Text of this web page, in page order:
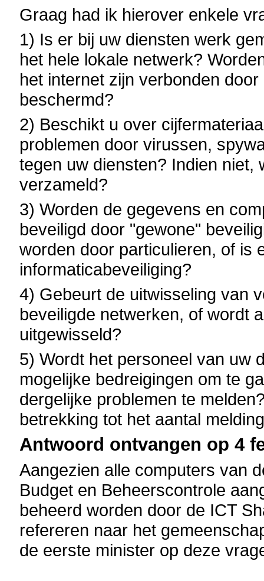
Graag had ik hierover enkele
1) Is er bij uw diensten werk
het hele lokale netwerk?
het internet zijn verbonden
beschermd?
2) Beschikt u over
problemen door virussen,
tegen uw diensten? Indien
verzameld?
3) Worden de gegevens en
beveiligd door "gewone"
worden door particulieren, of is
informaticabeveiliging?
4) Gebeurt de uitwisseling van
beveiligde netwerken, of wordt
uitgewisseld?
5) Wordt het personeel van uw
mogelijke bedreigingen om te
dergelijke problemen te
betrekking tot het aantal
Antwoord ontvangen op 4
Aangezien alle computers van
Budget en Beheerscontrole
beheerd worden door de ICT
refereren naar het
de eerste minister op deze